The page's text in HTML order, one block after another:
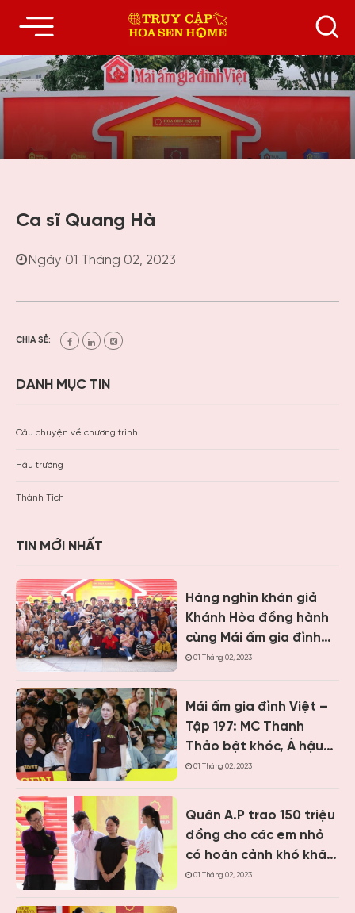
Ca sĩ Quang Hà
Ngày 01 Tháng 02, 2023
CHIA SẺ:
DANH MỤC TIN
Câu chuyện về chương trình
Hậu trường
Thành Tích
TIN MỚI NHẤT
Hàng nghìn khán giả
Khánh Hòa đồng hành
cùng Mái ấm gia đình
Việt, trao hơn 9 tỷ
01 Tháng 02, 2023
Mái ấm gia đình Việt –
Tập 197: MC Thanh
Thảo bật khóc, Á hậu
Vân Nhi và ca sĩ Nguyễn
chăm mẹ bệnh tâm
thần
01 Tháng 02, 2023
Quân A.P trao 150 triệu
đồng cho các em nhỏ
có hoàn cảnh khó khăn
khi ghi hình “Mái ấm gia
01 Tháng 02, 2023